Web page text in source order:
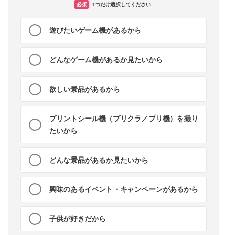
必須 1つだけ選択してください
遊びたいゲーム機があるから
どんなゲーム機があるか見たいから
欲しい景品があるから
プリントシール機（プリクラ／プリ機）を撮り
たいから
どんな景品があるか見たいから
興味のあるイベント・キャンペーンがあるから
子供が好きだから